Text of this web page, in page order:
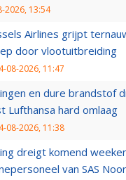
2026, 13:54
Airlines grijpt
door vlootuitbreiding
08-2026, 11:47
en dure brandstof
Lufthansa hard omlaag
08-2026, 11:38
dreigt komend
van SAS